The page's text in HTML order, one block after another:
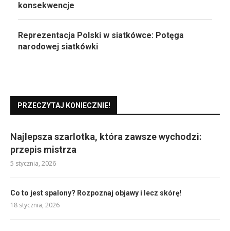
konsekwencje
Reprezentacja Polski w siatkówce: Potęga
narodowej siatkówki
PRZECZYTAJ KONIECZNIE!
Najlepsza szarlotka, która zawsze wychodzi:
przepis mistrza
5 stycznia, 2026
Co to jest spalony? Rozpoznaj objawy i lecz skórę!
18 stycznia, 2026